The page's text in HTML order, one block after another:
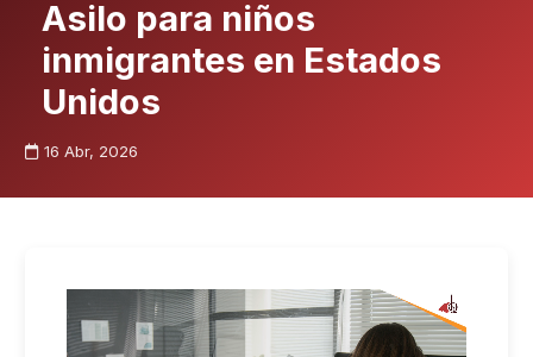
Asilo para niños
inmigrantes en Estados
Unidos
16 Abr, 2026